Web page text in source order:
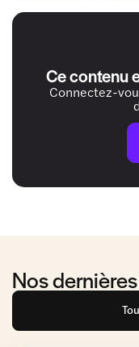
Ce contenu
Connectez-
Nos